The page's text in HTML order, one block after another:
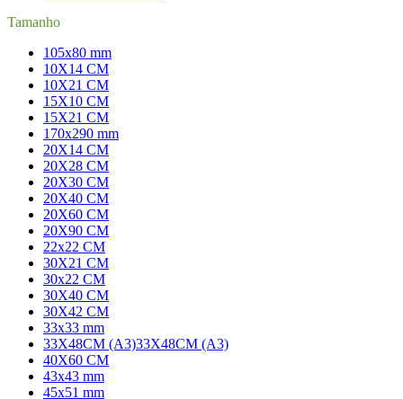
Tamanho
105x80 mm
10X14 CM
10X21 CM
15X10 CM
15X21 CM
170x290 mm
20X14 CM
20X28 CM
20X30 CM
20X40 CM
20X60 CM
20X90 CM
22x22 CM
30X21 CM
30x22 CM
30X40 CM
30X42 CM
33x33 mm
33X48CM (A3)33X48CM (A3)
40X60 CM
43x43 mm
45x51 mm